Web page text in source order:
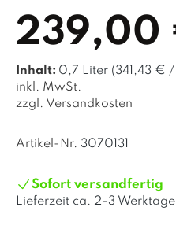
239,00
Inhalt: 0,7 Liter (341,43 € /
inkl. MwSt.
zzgl. Versandkosten
Artikel-Nr. 3070131
Sofort versandfertig
Lieferzeit ca. 2-3 Werktage